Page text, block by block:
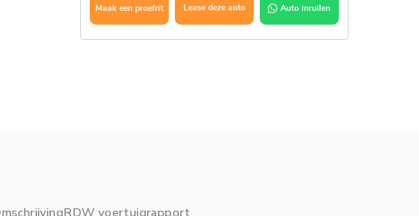
Maak een proefrit Lease deze auto Auto inruilen
RDW voertuigrapport